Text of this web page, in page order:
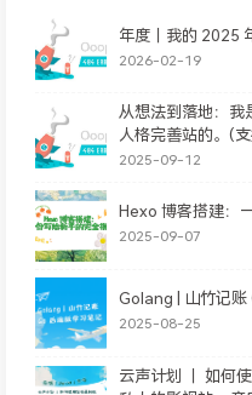
年度｜我的 2025
2026-02-19
从想法到落地：我
人格完善站的。(
2025-09-12
Hexo 博客搭建：
2025-09-07
Golang | 山竹记账
2025-08-25
云声计划 ｜ 如何